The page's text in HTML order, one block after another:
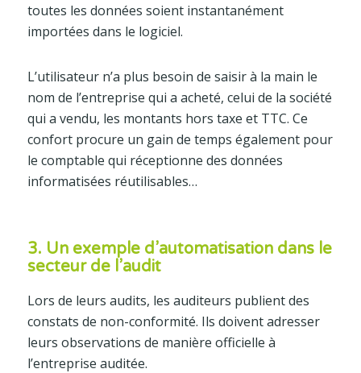
toutes les données soient instantanément
importées dans le logiciel.
L’utilisateur n’a plus besoin de saisir à la main le
nom de l’entreprise qui a acheté, celui de la société
qui a vendu, les montants hors taxe et TTC. Ce
confort procure un gain de temps également pour
le comptable qui réceptionne des données
informatisées réutilisables…
3. Un exemple d’automatisation dans le
secteur de l’audit
Lors de leurs audits, les auditeurs publient des
constats de non-conformité. Ils doivent adresser
leurs observations de manière officielle à
l’entreprise auditée.